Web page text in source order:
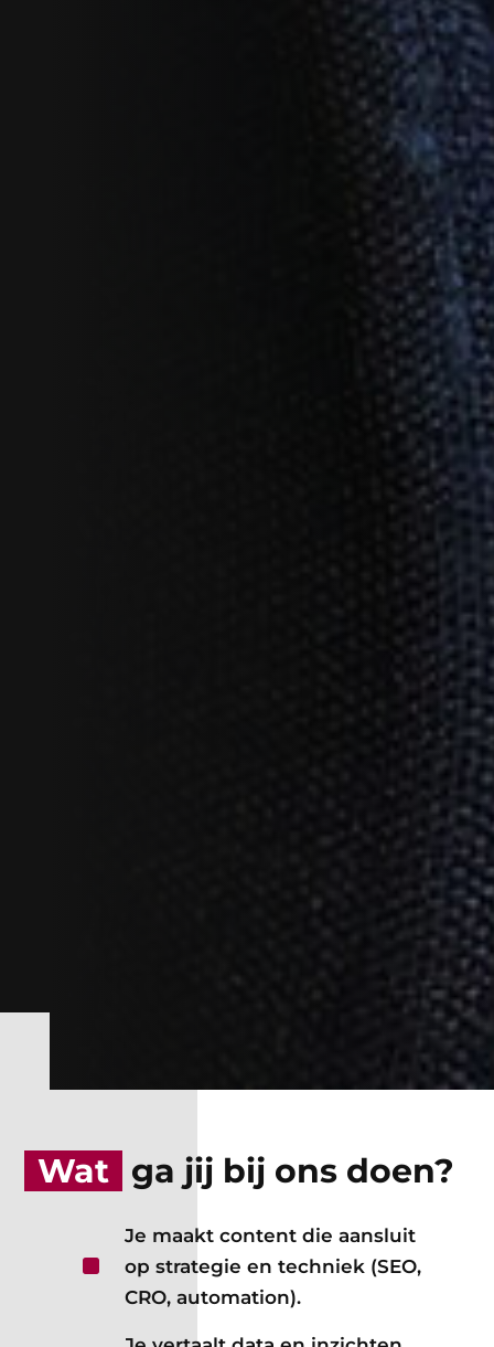
Wat ga jij bij ons doen?
^
Je maakt content die aansluit
op strategie en techniek (SEO,
CRO, automation).